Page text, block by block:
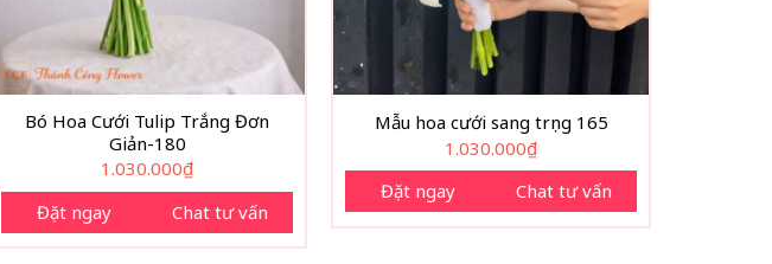
Bó Hoa Cưới Tulip Trắng Đơn
Giản-180
1.030.000₫
Đặt ngay
Chat tư vấn
Mẫu hoa cưới sang trọng 165
1.030.000₫
Đặt ngay
Chat tư vấn